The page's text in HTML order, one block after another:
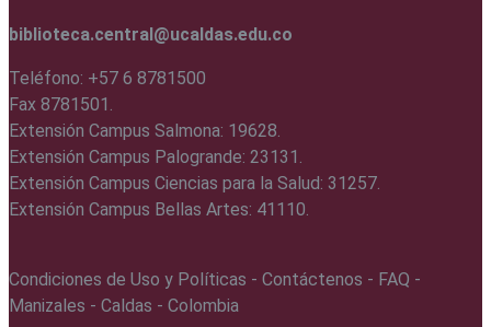
biblioteca.central@ucaldas.edu.co
Teléfono: +57 6 8781500
Fax 8781501.
Extensión Campus Salmona: 19628.
Extensión Campus Palogrande: 23131.
Extensión Campus Ciencias para la Salud: 31257.
Extensión Campus Bellas Artes: 41110.
Condiciones de Uso y Políticas - Contáctenos - FAQ -
Manizales - Caldas - Colombia